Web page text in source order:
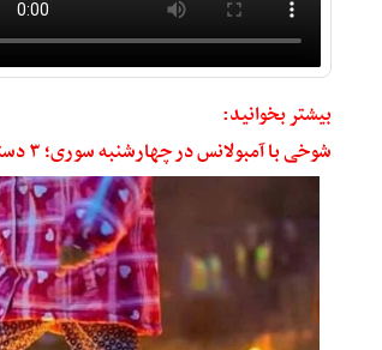
بیشتر بخوانید:
شوخی با آمبولانس‌ در چهارشنبه سوری؛ ۳ دستگاه آمبولانس از رده خارج شدند